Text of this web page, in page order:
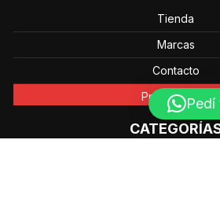
Tienda
Marcas
Contacto
Promociones
Pedí